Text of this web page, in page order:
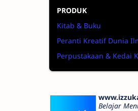
PRODUK
Kitab & Buku
Peranti Kreatif Dunia
Perpustakaan & Kedai
Belajar